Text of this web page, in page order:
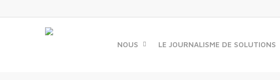
to
NOUS LE JOURNALISME DE SOLUTIONS